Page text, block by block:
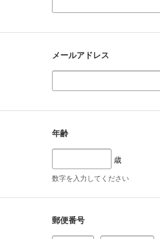
メールアドレス
年齢
歳
数字を入力してください
郵便番号